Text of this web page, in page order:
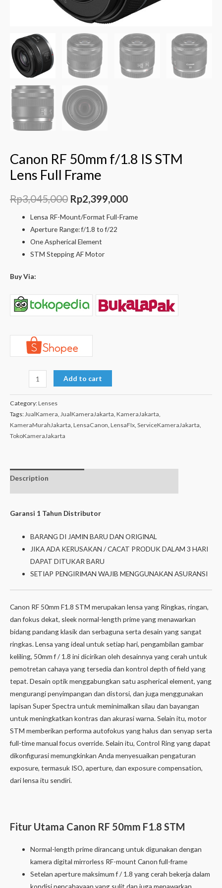
Canon RF 50mm f/1.8 IS STM
Lens Full Frame
Rp3,045,000 Rp2,399,000
Lensa RF-Mount/Format Full-Frame
Aperture Range: f/1.8 to f/22
One Aspherical Element
STM Stepping AF Motor
Buy Via:
Add to cart
Category:Lenses
Tags: JualKamera JualKameraJakarta KameraJakarta
KameraMurahJakarta LensaCanon LensaFIx ServiceKameraJakarta
TokoKameraJakarta
Description
Garansi 1 Tahun Distributor
BARANG DI JAMIN BARU DAN ORIGINAL
JIKA ADA KERUSAKAN / CACAT PRODUK DALAM 3 HARI
DAPAT DITUKAR BARU
SETIAP PENGIRIMAN WAJIB MENGGUNAKAN ASURANSI
Canon RF 50mm F1.8 STM merupakan lensa yang Ringkas, ringan,
dan fokus dekat, sleek normal-length prime yang menawarkan
bidang pandang klasik dan serbaguna serta desain yang sangat
ringkas. Lensa yang ideal untuk setiap hari, pengambilan gambar
keliling, 50mm f / 1.8 ini dicirikan oleh desainnya yang cerah untuk
pemotretan cahaya yang tersedia dan kontrol depth of field yang
tepat. Desain optik menggabungkan satu aspherical element, yang
mengurangi penyimpangan dan distorsi, dan juga menggunakan
lapisan Super Spectra untuk meminimalkan silau dan bayangan
untuk meningkatkan kontras dan akurasi warna. Selain itu, motor
STM memberikan performa autofokus yang halus dan senyap serta
full-time manual focus override. Selain itu, Control Ring yang dapat
dikonfigurasi memungkinkan Anda menyesuaikan pengaturan
exposure, termasuk ISO, aperture, dan exposure compensation,
dari lensa itu sendiri.
Fitur Utama Canon RF 50mm F1.8 STM
Normal-length prime dirancang untuk digunakan dengan
kamera digital mirrorless RF-mount Canon full-frame
Setelan aperture maksimum f / 1.8 yang cerah bekerja dalam